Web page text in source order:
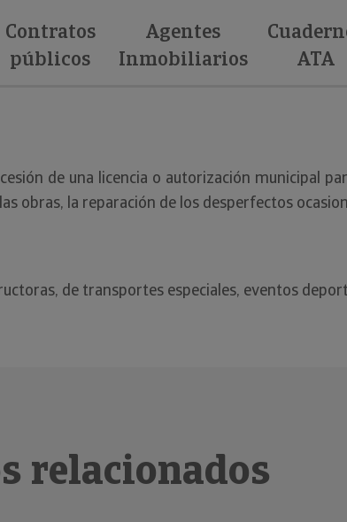
Contratos
públicos
Agentes
Inmobiliarios
ATA
de una licencia o autorización municipal
obras, la reparación de los desperfectos
de transportes especiales, eventos
relacionados